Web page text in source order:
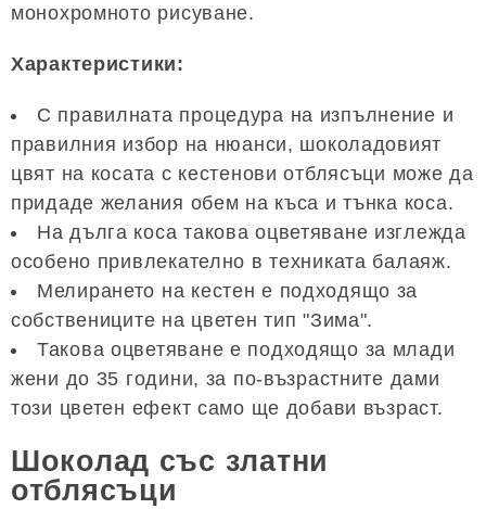
монохромното рисуване.
Характеристики:
С правилната процедура на изпълнение и
правилния избор на нюанси, шоколадовият
цвят на косата с кестенови отблясъци може да
придаде желания обем на къса и тънка коса.
На дълга коса такова оцветяване изглежда
особено привлекателно в техниката балаяж.
Мелирането на кестен е подходящо за
собствениците на цветен тип "Зима".
Такова оцветяване е подходящо за млади
жени до 35 години, за по-възрастните дами
този цветен ефект само ще добави възраст.
Шоколад със златни
отблясъци